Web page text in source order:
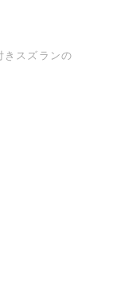
きスズランの